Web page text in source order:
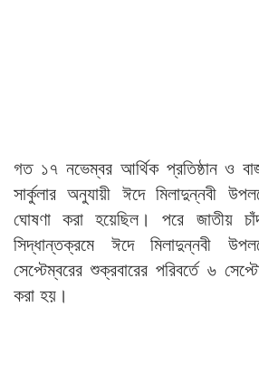
গত ১৭ নভেম্বর আর্থিক প্রতিষ্ঠান ও
সার্কুলার অনুযায়ী ঈদে মিলাদুন্নবী
ঘোষণা করা হয়েছিল। পরে জাতীয়
সিদ্ধান্তক্রমে ঈদে মিলাদুন্নবী
সেপ্টেম্বরের শুক্রবারের পরিবর্তে ৬
করা হয়।